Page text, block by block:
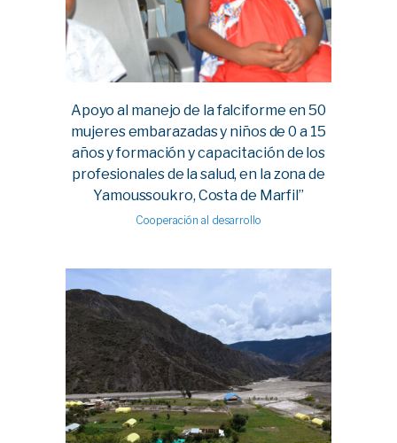
Apoyo al manejo de la falciforme en 50
mujeres embarazadas y niños de 0 a 15
años y formación y capacitación de los
profesionales de la salud, en la zona de
Yamoussoukro, Costa de Marfil”
Cooperación al desarrollo